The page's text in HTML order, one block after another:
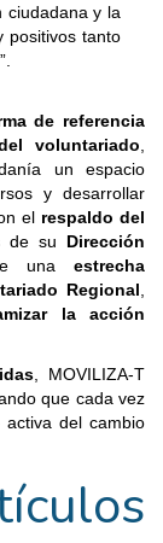
ciudadana y la
positivos tanto
de referencia
voluntariado,
un espacio
y desarrollar
el respaldo del
de su Dirección
unaestrecha
Regional,
la acción
, MOVILIZA-T
que cada vez
del cambio